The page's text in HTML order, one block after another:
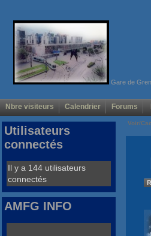
Gare de
Nbre visiteurs Calendrier Forums
Voir/
Utilisateurs
connectés
Il y a 144 utilisateurs
connectés
AMFG INFO